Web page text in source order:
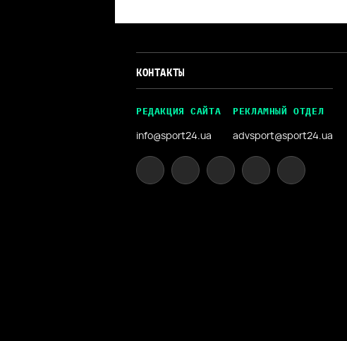
КОНТАКТЫ
РЕДАКЦИЯ САЙТА
info@sport24.ua
РЕКЛАМНЫЙ ОТДЕЛ
advsport@sport24.ua